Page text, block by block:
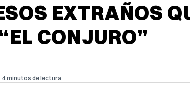
EXTRAÑOS
CONJURO”
4 minutos de lectura